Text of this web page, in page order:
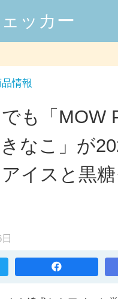
ッカー
情報
も「MOW
なこ」が
イスと黒